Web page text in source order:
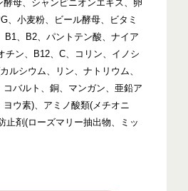
母、シャンピニオンエキス、卵
、小麦粉、ビール酵母、ビタミ
B1、B2、パントテン酸、ナイア
チン、B12、C、コリン、イノシ
ルシウム、リン、ナトリウム、
バルト、銅、マンガン、亜鉛ア
ヨウ素)、アミノ酸類(メチオニ
止剤(ローズマリー抽出物、ミッ